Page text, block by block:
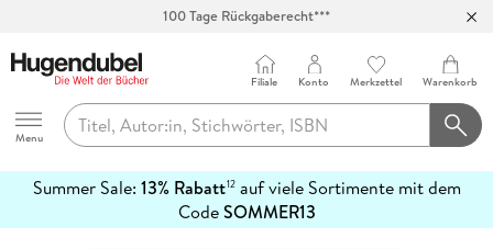
100 Tage Rückgaberecht***
Hugendubel
Menu
Filiale Konto Merkzettel Warenkorb
Summer Sale: 13% Rabatt12auf viele Sortimente mit dem
CodeSOMMER13
erfahren